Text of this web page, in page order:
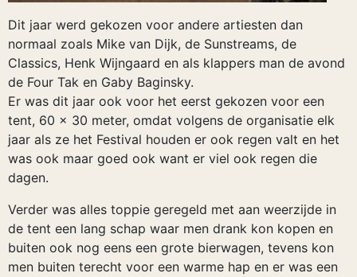
Dit jaar werd gekozen voor andere artiesten dan
normaal zoals Mike van Dijk, de Sunstreams, de
Classics, Henk Wijngaard en als klappers man de avond
de Four Tak en Gaby Baginsky.
Er was dit jaar ook voor het eerst gekozen voor een
tent, 60 x 30 meter, omdat volgens de organisatie elk
jaar als ze het Festival houden er ook regen valt en het
was ook maar goed ook want er viel ook regen die
dagen.
Verder was alles toppie geregeld met aan weerzijde in
de tent een lang schap waar men drank kon kopen en
buiten ook nog eens een grote bierwagen, tevens kon
men buiten terecht voor een warme hap en er was een